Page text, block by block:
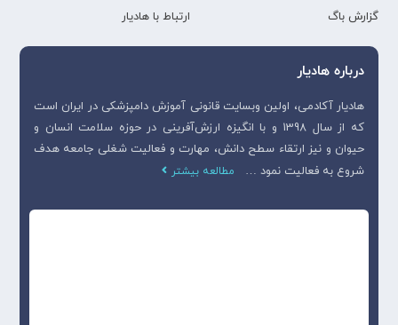
ارتباط با هادیار
گزارش باگ
درباره هادیار
هادیار آکادمی، اولین وبسایت قانونی آموزش دامپزشکی در ایران است
که از سال 1398 و با انگیزه ارزش‌آفرینی در حوزه سلامت انسان و
حیوان و نیز ارتقاء سطح دانش، مهارت و فعالیت شغلی جامعه هدف
شروع به فعالیت نمود …
مطالعه بیشتر